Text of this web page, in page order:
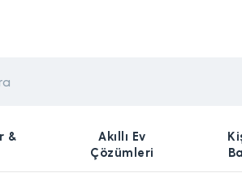
&
Akıllı Ev
Çözümleri